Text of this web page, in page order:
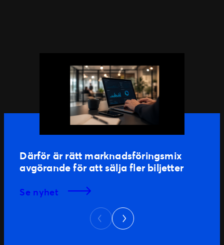
Därför är rätt marknadsföringsmix
avgörande för att sälja fler biljetter
se nyhet
Previous
Next